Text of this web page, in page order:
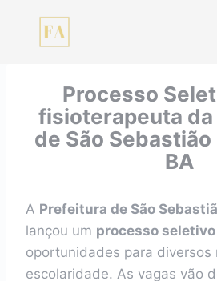
Processo
fisioterapeuta
de São Sebastião
BA
A Prefeitura de São
lançou um processo seletivo
oportunidades para diversos
escolaridade. As vagas vão